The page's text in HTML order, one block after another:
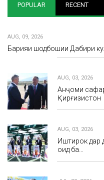
POPULAR RECENT
AUG, 09, 2026
Барқияи шодбошии Дабири
AUG, 03, 2026
Анҷоми
Қирғизистон
AUG, 03, 2026
Иштирок дар
оид ба…